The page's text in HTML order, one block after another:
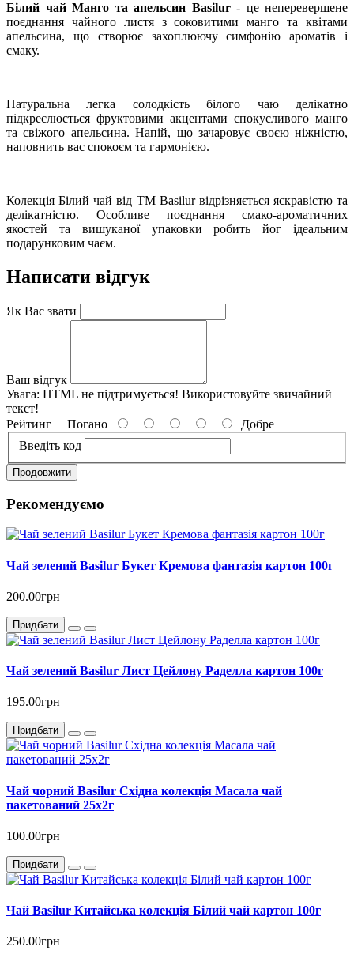
Білий чай Манго та апельсин Basilur- це неперевершене
поєднання чайного листя з соковитими манго та квітами
апельсина, що створює захоплюючу симфонію ароматів і
смаку.
Натуральна легка солодкість білого чаю делікатно
підкреслюється фруктовими акцентами спокусливого манго
та свіжого апельсина. Напій, що зачаровує своєю ніжністю,
наповнить вас спокоєм та гармонією.
Колекція Білий чай від ТМ Basilur відрізняється яскравістю та
делікатністю. Особливе поєднання смако-ароматичних
якостей та вишуканої упаковки робить йог ідеальним
подарунковим чаєм.
Написати відгук
Як Вас звати
Ваш відгук
Увага: HTML не підтримується! Використовуйте звичайний
текст!
Рейтинг Погано
Добре
Введіть код
Продовжити
Рекомендуємо
Чай зелений Basilur Букет Кремова фантазія картон 100г
200.00грн
Придбати
Чай зелений Basilur Лист Цейлону Раделла картон 100г
195.00грн
Придбати
Чай чорний Basilur Східна колекція Масала чай
пакетований 25х2г
100.00грн
Придбати
Чай Basilur Китайська колекція Білий чай картон 100г
250.00грн